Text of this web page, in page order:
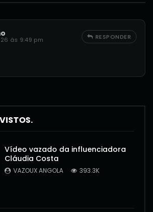
às 9:49 pm RESPONDER
Vídeo vazado da influenciadora
Cláudia Costa
VAZOUX ANGOLA 393.3K